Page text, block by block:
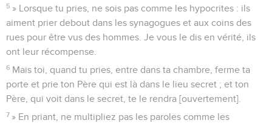
5 » Lorsque tu pries, ne sois pas comme les hypocrites : ils
aiment prier debout dans les synagogues et aux coins des
rues pour être vus des hommes. Je vous le dis en vérité, ils
ont leur récompense.
6 Mais toi, quand tu pries, entre dans ta chambre, ferme ta
porte et prie ton Père qui est là dans le lieu secret ; et ton
Père, qui voit dans le secret, te le rendra [ouvertement].
7 » En priant, ne multipliez pas les paroles comme les